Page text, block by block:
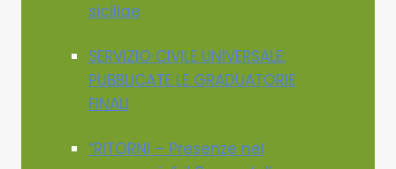
siciliae
SERVIZIO CIVILE UNIVERSALE:
PUBBLICATE LE GRADUATORIE
FINALI
“RITORNI – Presenze nel